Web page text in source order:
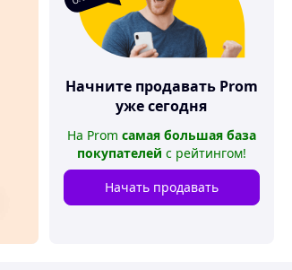
Начните продавать Prom
уже сегодня
На Prom самая большая база
покупателей с рейтингом!
Начать продавать